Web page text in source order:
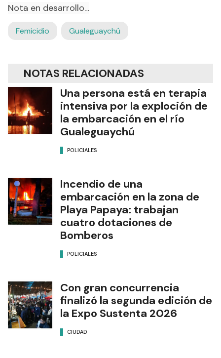
Nota en desarrollo…
Femicidio Gualeguaychú
NOTAS RELACIONADAS
Una persona está en terapia
intensiva por la exploción de
la embarcación en el río
Gualeguaychú
POLICIALES
Incendio de una
embarcación en la zona de
Playa Papaya: trabajan
cuatro dotaciones de
Bomberos
POLICIALES
Con gran concurrencia
finalizó la segunda edición de
la Expo Sustenta 2026
CIUDAD